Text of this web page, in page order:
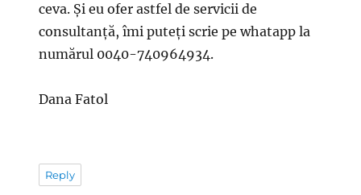
ceva. Și eu ofer astfel de servicii de
consultanță, îmi puteți scrie pe whatapp la
numărul 0040-740964934.
Dana Fatol
Reply